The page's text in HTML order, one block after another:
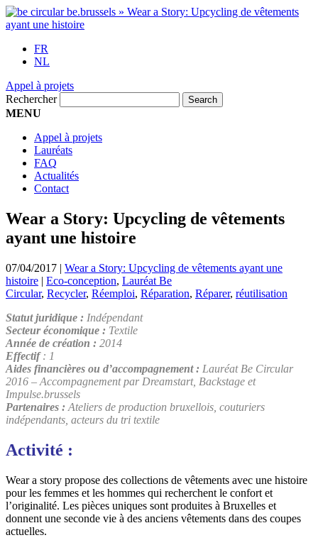
FR
NL
Appel à projets
Rechercher
MENU
Appel à projets
Lauréats
FAQ
Actualités
Contact
Wear a Story: Upcycling de vêtements
ayant une histoire
07/04/2017 | Wear a Story: Upcycling de vêtements ayant une
histoire | Eco-conception, Lauréat Be
Circular, Recycler, Réemploi, Réparation, Réparer, réutilisation
Statut juridique : Indépendant
Secteur économique : Textile
Année de création : 2014
Effectif: 1
Aides financières ou d’accompagnement : Lauréat Be Circular
2016 – Accompagnement par Dreamstart, Backstage et
Impulse.brussels
Partenaires : Ateliers de production bruxellois, couturiers
indépendants, acteurs du tri textile
Activité :
Wear a story propose des collections de vêtements avec une histoire
pour les femmes et les hommes qui recherchent le confort et
l’originalité. Les pièces uniques sont produites à Bruxelles et
donnent une seconde vie à des anciens vêtements dans des coupes
actuelles.